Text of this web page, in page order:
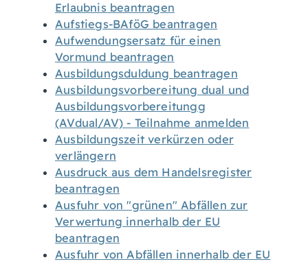
Erlaubnis beantragen
Aufstiegs-BAföG beantragen
Aufwendungsersatz für einen
Vormund beantragen
Ausbildungsduldung beantragen
Ausbildungsvorbereitung dual und
Ausbildungsvorbereitungg
(AVdual/AV) - Teilnahme anmelden
Ausbildungszeit verkürzen oder
verlängern
Ausdruck aus dem Handelsregister
beantragen
Ausfuhr von "grünen" Abfällen zur
Verwertung innerhalb der EU
beantragen
Ausfuhr von Abfällen innerhalb der EU